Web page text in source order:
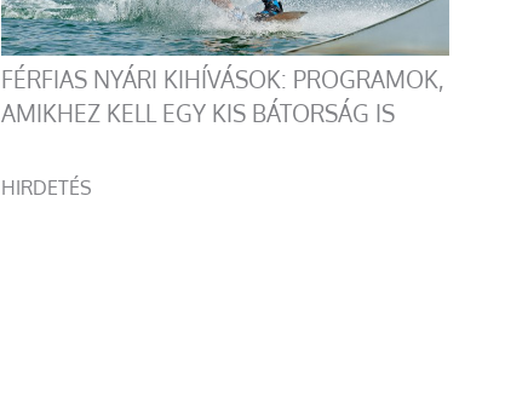
FÉRFIAS NYÁRI KIHÍVÁSOK: PROGRAMOK,
AMIKHEZ KELL EGY KIS BÁTORSÁG IS
HIRDETÉS